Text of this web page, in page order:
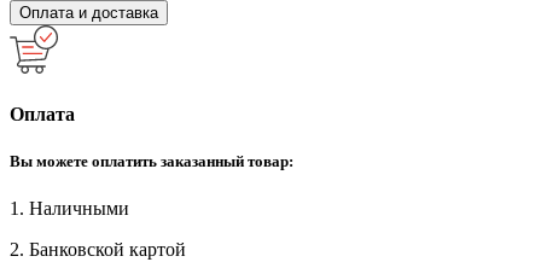
Оплата и доставка
Оплата
Вы можете оплатить заказанный товар:
1. Наличными
2. Банковской картой